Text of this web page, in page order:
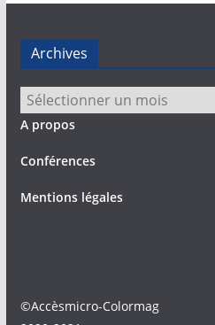
Archives
Archives
A propos
Conférences
Mentions légales
©Accèsmicro-Colormag